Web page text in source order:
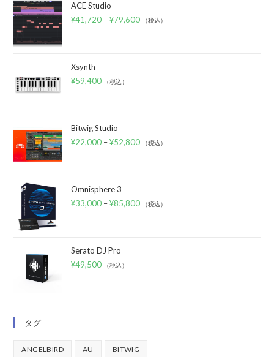
ACE Studio
¥41,720 –¥79,600 （税込）
Xsynth
¥59,400 （税込）
Bitwig Studio
¥22,000 –¥52,800 （税込）
Omnisphere 3
¥33,000 –¥85,800 （税込）
Serato DJ Pro
¥49,500 （税込）
タグ
ANGELBIRD AU BITWIG